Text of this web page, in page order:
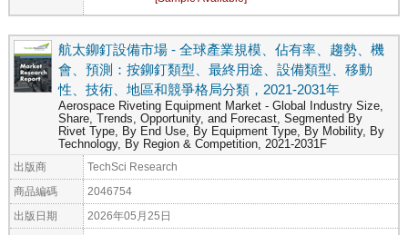
航太鉚釘設備市場 - 全球產業規模、佔有率、趨勢、機
會、預測：按鉚釘類型、最終用途、設備類型、移動
性、技術、地區和競爭格局分類，2021-2031年
Aerospace Riveting Equipment Market - Global Industry Size,
Share, Trends, Opportunity, and Forecast, Segmented By
Rivet Type, By End Use, By Equipment Type, By Mobility, By
Technology, By Region & Competition, 2021-2031F
出版商 TechSci Research
商品編碼 2046754
出版日期 2026年05月25日